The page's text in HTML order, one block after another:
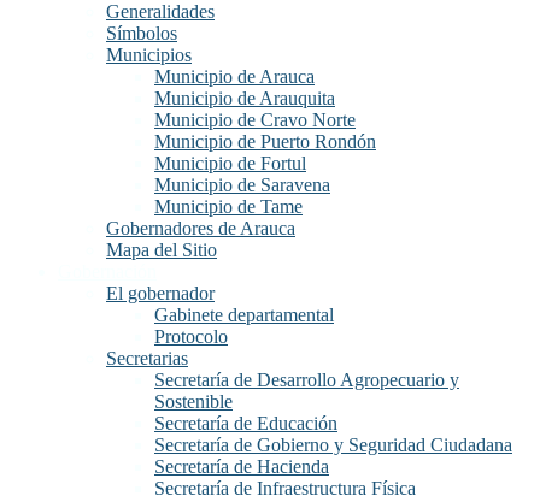
Generalidades
Símbolos
Municipios
Municipio de Arauca
Municipio de Arauquita
Municipio de Cravo Norte
Municipio de Puerto Rondón
Municipio de Fortul
Municipio de Saravena
Municipio de Tame
Gobernadores de Arauca
Mapa del Sitio
El gobernador
Gabinete departamental
Protocolo
Secretarias
Secretaría de Desarrollo Agropecuario y
Sostenible
Secretaría de Educación
Secretaría de Gobierno y Seguridad Ciudadana
Secretaría de Hacienda
Secretaría de Infraestructura Física